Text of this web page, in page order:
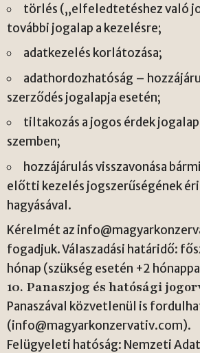
törlés („elfeledtetéshez való
további jogalap a kezelésre;
adatkezelés korlátozása;
adathordozhatóság –
szerződés jogalapja esetén;
tiltakozás a jogos érdek
szemben;
hozzájárulás visszavonása
előtti kezelés jogszerűségének
hagyásával.
Kérelmét az
fogadjuk. Válaszadási határidő:
hónap (szükség esetén +2
10. Panaszjog és hatósági
Panaszával közvetlenül is
(info@magyarkonzervativ.com).
Felügyeleti hatóság: Nemzeti